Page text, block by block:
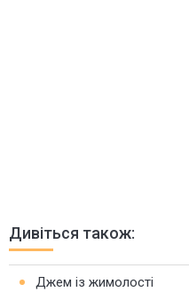
Дивіться також:
Джем із жимолості